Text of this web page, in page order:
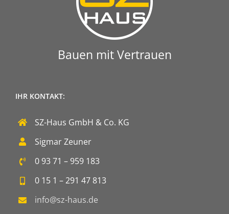
Bauen mit Vertrauen
IHR KONTAKT:
SZ-Haus GmbH & Co. KG
Sigmar Zeuner
0 93 71 – 959 183
0 15 1 – 291 47 813
info@sz-haus.de